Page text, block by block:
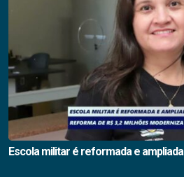
Escola militar é reformada e ampliada